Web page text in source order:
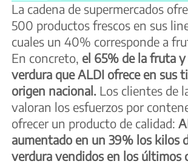
La cadena de supermercados
500 productos frescos en sus
cuales un 40% corresponde a
En concreto, el 65% de la fruta
verdura que ALDI ofrece en sus
origen nacional. Los clientes de
valoran los esfuerzos por
ofrecer un producto de calidad:
aumentado en un 39% los kilos
verdura vendidos en los últimos